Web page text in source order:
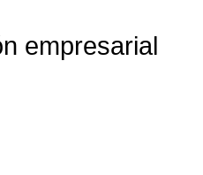
empresarial